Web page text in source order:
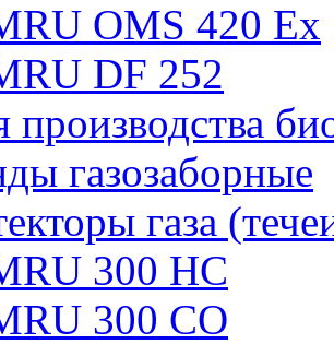
OMS 420 Ex
DF 252
производства
газозаборные
газа
300 HC
300 CO